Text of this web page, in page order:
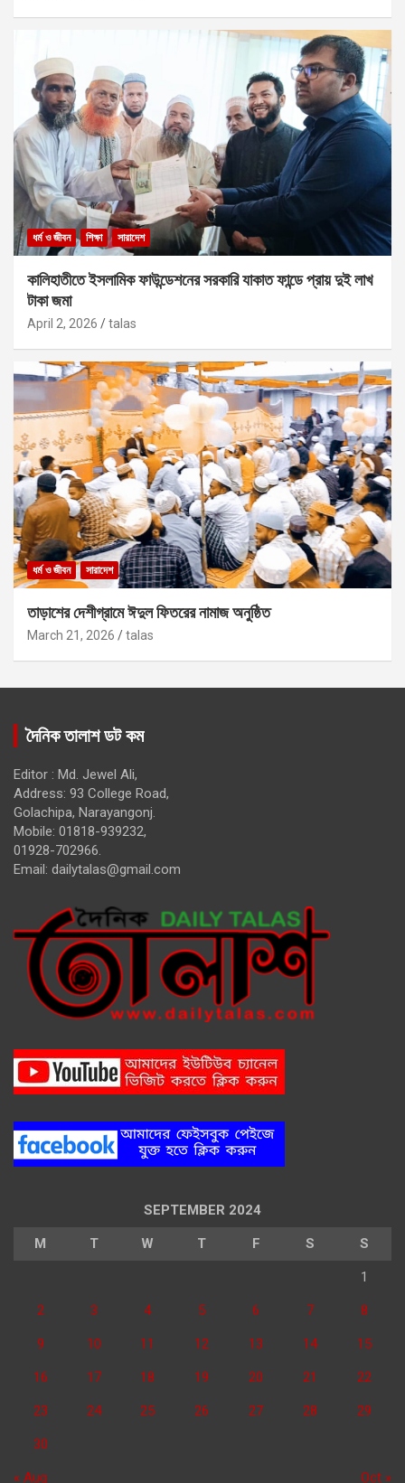
ধর্ম ও জীবন শিক্ষা সারাদেশ
কালিহাতীতে ইসলামিক ফাউন্ডেশনের সরকারি যাকাত ফান্ডে প্রায় দুই লাখ
টাকা জমা
April 2, 2026 talas
ধর্ম ও জীবন সারাদেশ
তাড়াশের দেশীগ্রামে ঈদুল ফিতরের নামাজ অনুষ্ঠিত
March 21, 2026 talas
দৈনিক তালাশ ডট কম
Editor : Md. Jewel Ali,
Address: 93 College Road,
Golachipa, Narayangonj.
Mobile: 01818-939232,
01928-702966.
Email: dailytalas@gmail.com
SEPTEMBER 2024
M T W T F S S
1
2 3 4 5 6 7 8
9 10 11 12 13 14 15
16 17 18 19 20 21 22
23 24 25 26 27 28 29
30
« Aug Oct »